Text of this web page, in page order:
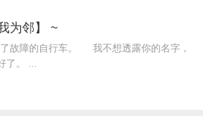
为邻】 ~
故障的自行车。 我不想透露你的名字，
了。 ...